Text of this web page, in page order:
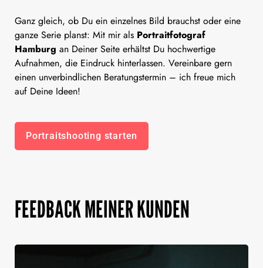
Ganz gleich, ob Du ein einzelnes Bild brauchst oder eine
ganze Serie planst: Mit mir als Portraitfotograf
Hamburg an Deiner Seite erhältst Du hochwertige
Aufnahmen, die Eindruck hinterlassen. Vereinbare gern
einen unverbindlichen Beratungstermin – ich freue mich
auf Deine Ideen!
Portraitshooting starten
FEEDBACK MEINER KUNDEN